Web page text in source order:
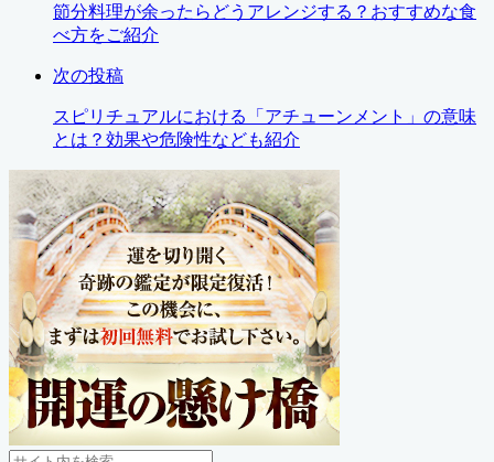
節分料理が余ったらどうアレンジする？おすすめな食
べ方をご紹介
次の投稿
スピリチュアルにおける「アチューンメント」の意味
とは？効果や危険性なども紹介